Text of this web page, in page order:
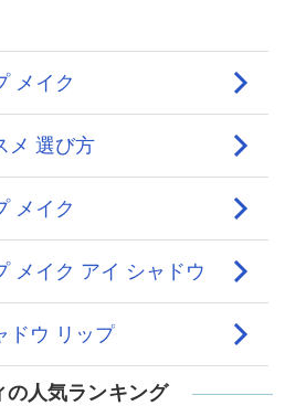
の人気ランキング